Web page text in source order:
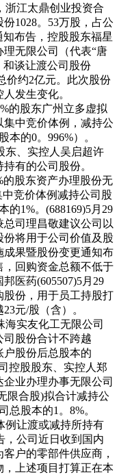
浙江太鼎创业投资合
1028。53万股，占公
知布告，控股股东福星
无限公司（代表“唐
和谈让渡公司股份
价约2亿元。此次股份
发生变化。
的股东广州立多虚拟
中竞价体例，减持公
本的0。996%）。
东、实控人吴启超许
有的公司股份。
的股东资产办理股份无
竞价体例减持公司股
的1%。(688169)5月29
司理昌敬建议公司以
将用于公司价值及股
果暨股份变更通知布
，回购资金总额不低于
医药(605507)5月29
股份，用于员工持股打
元/股（含）。
海实友化工无限公司
股份合计不跨越
户股份后总股本的
控股股东、实控人郑
业办理办事无限公司
限合股)拟合计减持公
总股本的1。8%。
例让渡或减持所持有
，公司近日收到国内
户的零部件供应商，
上述项目打算正在本